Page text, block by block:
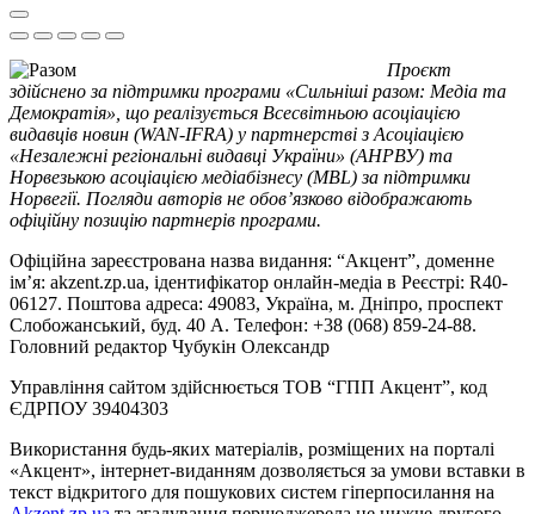
Проєкт
здійснено за підтримки програми «Сильніші разом: Медіа та
Демократія», що реалізується Всесвітньою асоціацією
видавців новин (WAN-IFRA) у партнерстві з Асоціацією
«Незалежні регіональні видавці України» (АНРВУ) та
Норвезькою асоціацією медіабізнесу (MBL) за підтримки
Норвегії. Погляди авторів не обов’язково відображають
офіційну позицію партнерів програми.
Офіційна зареєстрована назва видання: “Акцент”, доменне
ім’я: akzent.zp.ua, ідентифікатор онлайн-медіа в Реєстрі: R40-
06127. Поштова адреса: 49083, Україна, м. Дніпро, проспект
Слобожанський, буд. 40 А. Телефон: +38 (068) 859-24-88.
Головний редактор Чубукін Олександр
Управління сайтом здійснюється ТОВ “ГПП Акцент”, код
ЄДРПОУ 39404303
Використання будь-яких матеріалів, розміщених на порталі
«Акцент», інтернет-виданням дозволяється за умови вставки в
текст відкритого для пошукових систем гіперпосилання на